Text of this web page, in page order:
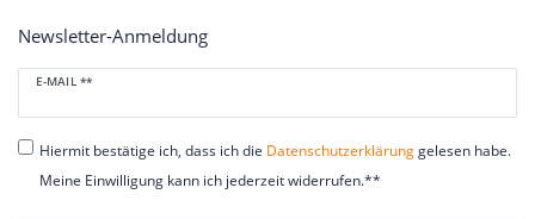
Newsletter-Anmeldung
E-MAIL **
Newsletter
Honig
Hiermit bestätige ich, dass ich die Daten­schutz­erklärunggelesen habe.
Meine Einwilligung kann ich jederzeit widerrufen.**